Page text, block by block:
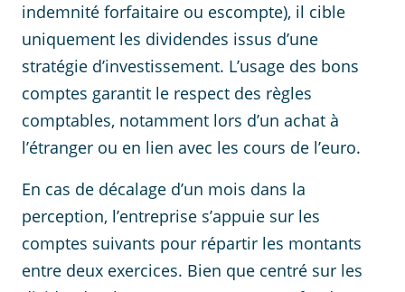
indemnité forfaitaire ou escompte), il cible
uniquement les dividendes issus d’une
stratégie d’investissement. L’usage des bons
comptes garantit le respect des règles
comptables, notamment lors d’un achat à
l’étranger ou en lien avec les cours de l’euro.
En cas de décalage d’un mois dans la
perception, l’entreprise s’appuie sur les
comptes suivants pour répartir les montants
entre deux exercices. Bien que centré sur les